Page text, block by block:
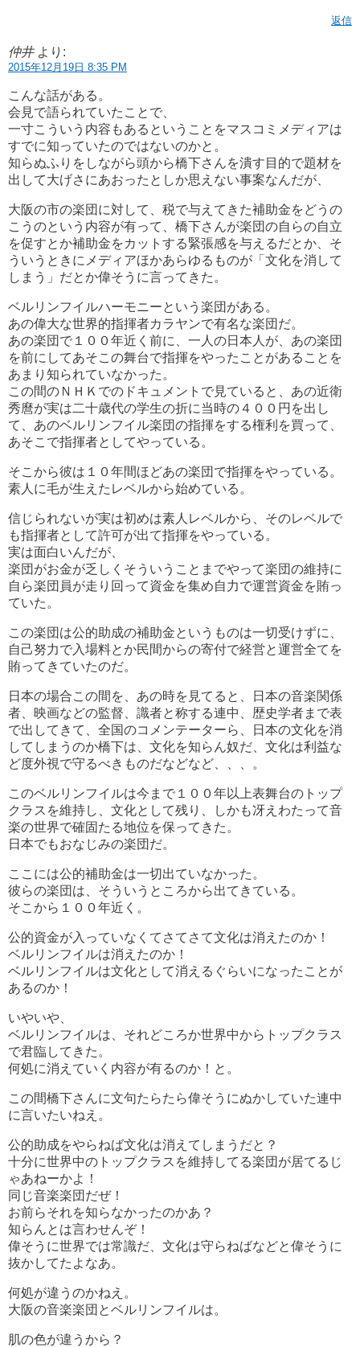
返信
仲井 より:
2015年12月19日 8:35 PM
こんな話がある。
会見で語られていたことで、
一寸こういう内容もあるということをマスコミメディアは
すでに知っていたのではないのかと。
知らぬふりをしながら頭から橋下さんを潰す目的で題材を
出して大げさにあおったとしか思えない事案なんだが、
大阪の市の楽団に対して、税で与えてきた補助金をどうの
こうのという内容が有って、橋下さんが楽団の自らの自立
を促すとか補助金をカットする緊張感を与えるだとか、そ
ういうときにメディアほかあらゆるものが「文化を消して
しまう」だとか偉そうに言ってきた。
ベルリンフイルハーモニーという楽団がある。
あの偉大な世界的指揮者カラヤンで有名な楽団だ。
あの楽団で１００年近く前に、一人の日本人が、あの楽団
を前にしてあそこの舞台で指揮をやったことがあることを
あまり知られていなかった。
この間のＮＨＫでのドキュメントで見ていると、あの近衛
秀麿が実は二十歳代の学生の折に当時の４００円を出し
て、あのベルリンフイル楽団の指揮をする権利を買って、
あそこで指揮者としてやっている。
そこから彼は１０年間ほどあの楽団で指揮をやっている。
素人に毛が生えたレベルから始めている。
信じられないが実は初めは素人レベルから、そのレベルで
も指揮者として許可が出て指揮をやっている。
実は面白いんだが、
楽団がお金が乏しくそういうことまでやって楽団の維持に
自ら楽団員が走り回って資金を集め自力で運営資金を賄っ
ていた。
この楽団は公的助成の補助金というものは一切受けずに、
自己努力で入場料とか民間からの寄付で経営と運営全てを
賄ってきていたのだ。
日本の場合この間を、あの時を見てると、日本の音楽関係
者、映画などの監督、識者と称する連中、歴史学者まで表
で出してきて、全国のコメンテーターら、日本の文化を消
してしまうのか橋下は、文化を知らん奴だ、文化は利益な
ど度外視で守るべきものだなどなど、、、。
このベルリンフイルは今まで１００年以上表舞台のトップ
クラスを維持し、文化として残り、しかも冴えわたって音
楽の世界で確固たる地位を保ってきた。
日本でもおなじみの楽団だ。
ここには公的補助金は一切出ていなかった。
彼らの楽団は、そういうところから出てきている。
そこから１００年近く。
公的資金が入っていなくてさてさて文化は消えたのか！
ベルリンフイルは消えたのか！
ベルリンフイルは文化として消えるぐらいになったことが
あるのか！
いやいや、
ベルリンフイルは、それどころか世界中からトップクラス
で君臨してきた。
何処に消えていく内容が有るのか！と。
この間橋下さんに文句たらたら偉そうにぬかしていた連中
に言いたいねえ。
公的助成をやらねば文化は消えてしまうだと？
十分に世界中のトップクラスを維持してる楽団が居てるじ
ゃあねーかよ！
同じ音楽楽団だぜ！
お前らそれを知らなかったのかあ？
知らんとは言わせんぞ！
偉そうに世界では常識だ、文化は守らねばなどと偉そうに
抜かしてたよなあ。
何処が違うのかねえ。
大阪の音楽楽団とベルリンフイルは。
肌の色が違うから？